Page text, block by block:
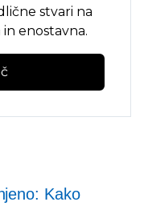
stvari na
enostavna.
Kako